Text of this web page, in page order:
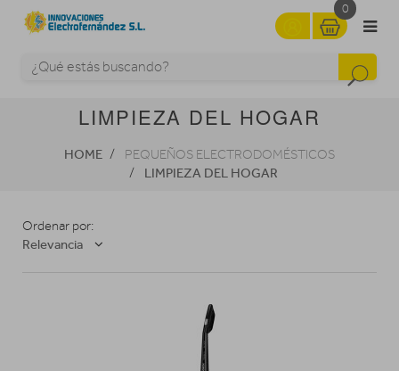
0
LIMPIEZA DEL HOGAR
HOME PEQUEÑOS ELECTRODOMÉSTICOS
LIMPIEZA DEL HOGAR
Ordenar por:
Relevancia